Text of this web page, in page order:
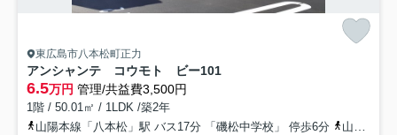
東広島市八本松町正力
アンシャンテ コウモト ビー101
6.5万円 管理/共益費3,500円
1階 / 50.01㎡ / 1LDK /築2年
山陽本線「八本松」駅 バス17分 「磯松中学校」 停歩6分
山陽本線「寺家」駅 徒歩28分